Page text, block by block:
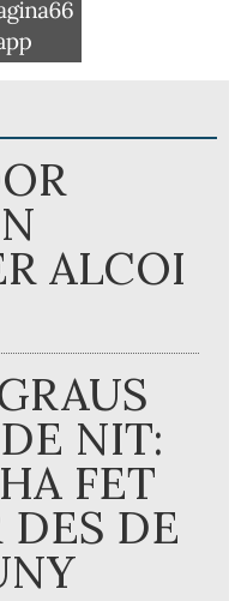
ALCOI
NIT:
FET
DES DE